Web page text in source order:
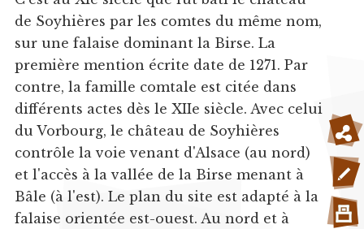
de Soyhières par les comtes du même nom,
sur une falaise dominant la Birse. La
première mention écrite date de 1271. Par
contre, la famille comtale est citée dans
différents actes dès le XIIe siècle. Avec celui
du Vorbourg, le château de Soyhières
contrôle la voie venant d'Alsace (au nord)
et l'accès à la vallée de la Birse menant à
Bâle (à l'est). Le plan du site est adapté à la
falaise orientée est-ouest. Au nord et à